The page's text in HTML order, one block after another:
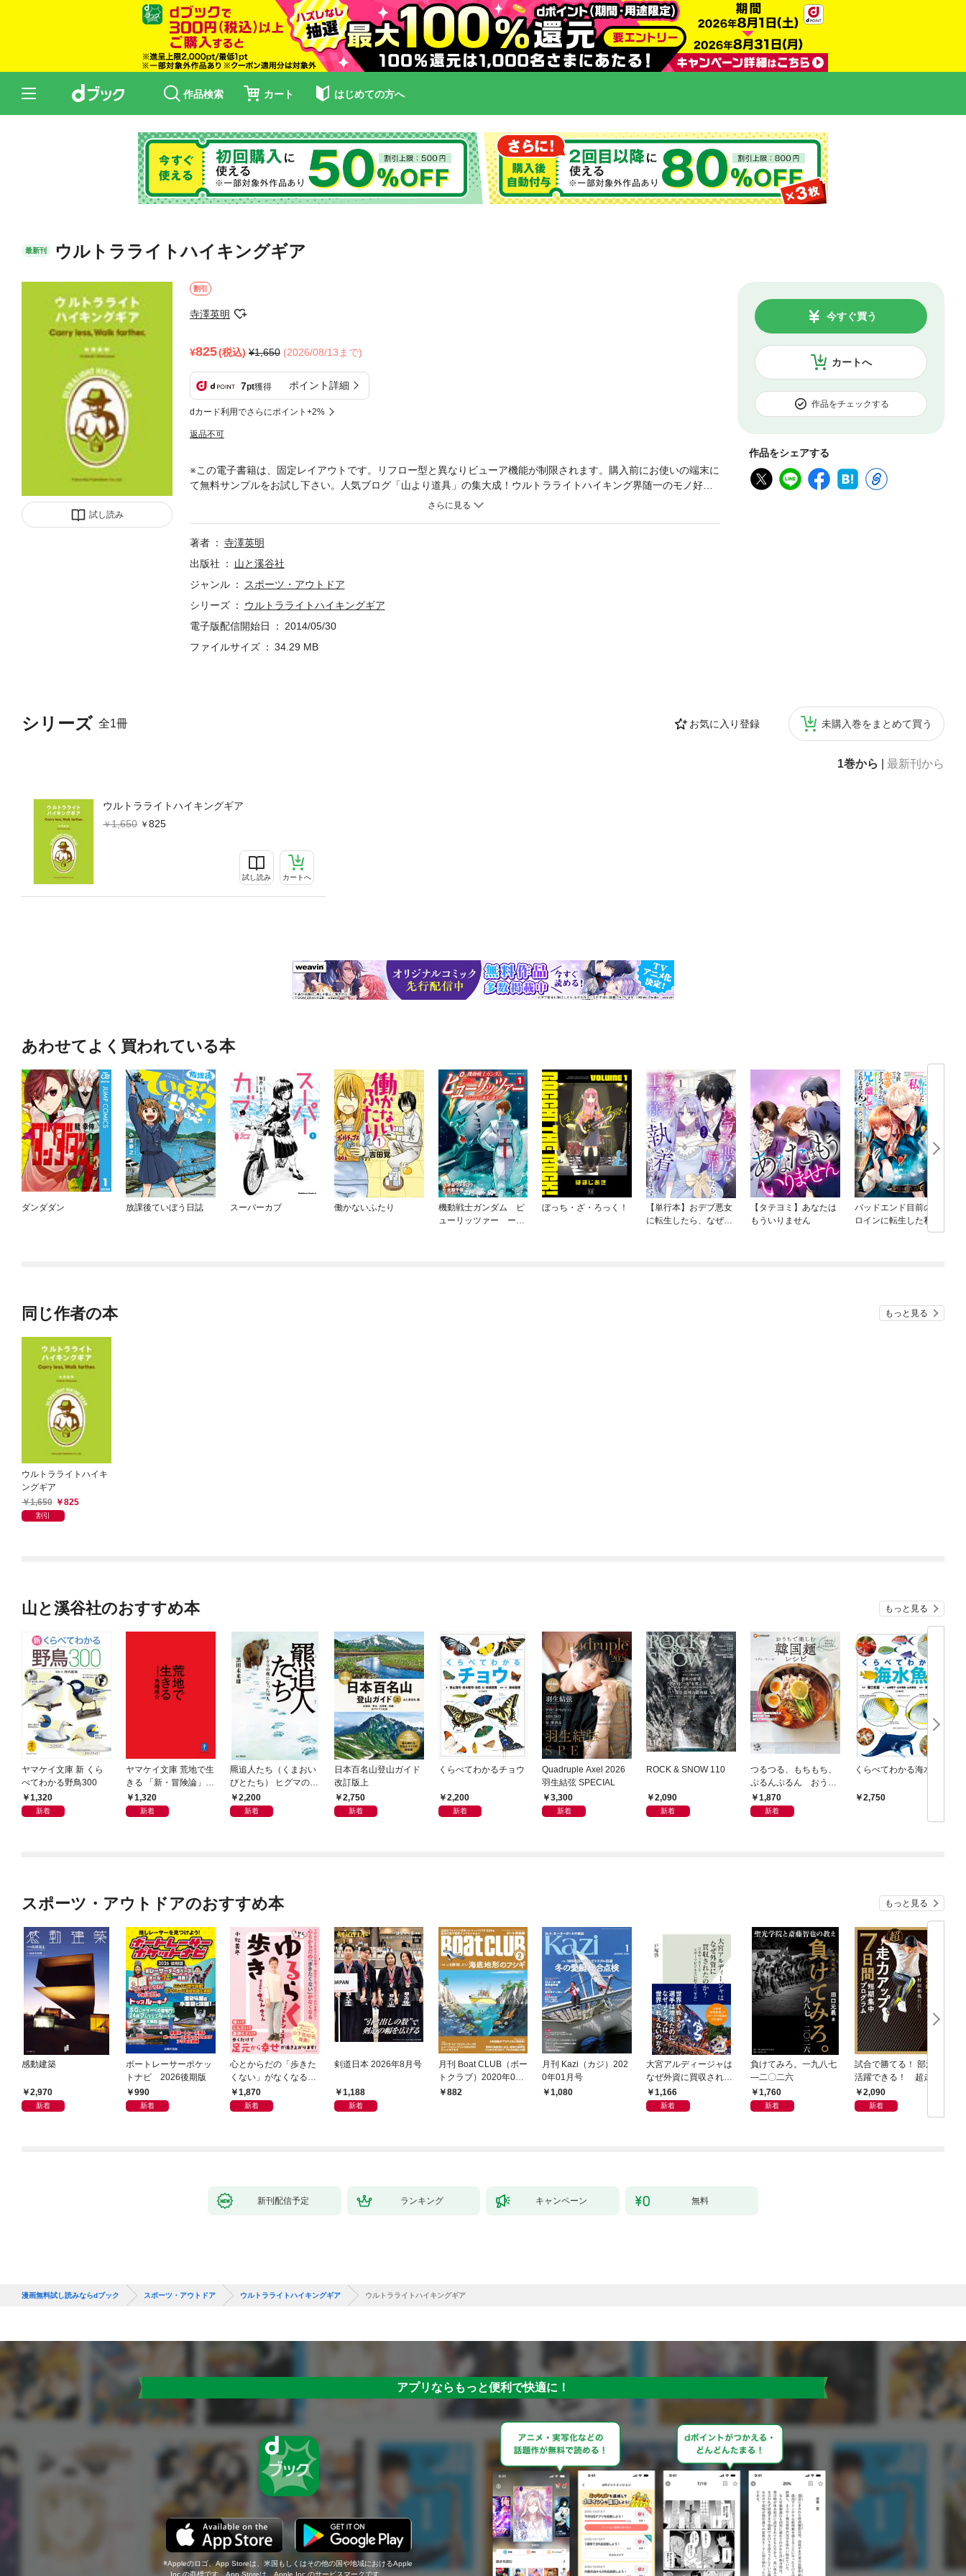
作品検索 カート はじめての方へ
最新刊 ウルトラライトハイキングギア
試し読み
割引
寺澤英明
825(税込) 1,650 (2026/08/13まで)
7pt獲得 ポイント詳細
dカード利用でさらにポイント+2%
返品不可
カートへ
今すぐ買う
作品をチェックする
作品をシェアする
シリーズ 全1冊 お気に入り登録 未購入巻をまとめて買う
1巻から 最新刊から
ウルトラライトハイキングギア
1,650
825
試し読み カートへ
※この電子書籍は、固定レイアウトです。リフロー型と異なりビューア機能が制限されます。購入前にお使いの端末に
て無料サンプルをお試し下さい。人気ブログ「山より道具」の集大成！ウルトラライトハイキング界随一のモノ好き
が披露する超軽量山用具の世界。構成・執筆はウルトラライトハイキング界の用具の権威・寺澤英明氏。 ウルトラ
ェルター、スリーピングバッグ、マット、シューズ、レインギア、ウインドシャツ、インサレーションウェア、スト
ーブ、クッカー、ウォーターコンテナ、トリートメント●スペシャルコラム「自作」 ウルトラライトの世界では、大
バックパックの型紙は公開されており、ダウンロードして自作もできるし、自作キットも販売されている。今回、寺
澤氏にアルコールストーブ２種、スタッフバッグの３アイテムについて自作してもらい、その手順を紹介。
著者
寺澤英明
出版社
山と溪谷社
ジャンル
スポーツ・アウトドア
シリーズ
ウルトラライトハイキングギア
電子版配信開始日
2014/05/30
ファイルサイズ
34.29 MB
あわせてよく買われている本
ダンダダン 放課後ていぼう日誌 スーパーカブ 働かないふたり
機動戦士ガンダム ピ
ューリッツァー ーア
ぼっち・ざ・ろっく！
【単行本】おデブ悪女
に転生したら、なぜか
【タテヨミ】あなたは
もういりません
バッドエンド目前のヒ
ロインに転生した私、
今世では恋愛するつも
同じ作者の本 もっと見る
ウルトラライトハイキ
ングギア
1,650
825
割引
山と溪谷社のおすすめ本 もっと見る
ヤマケイ文庫 新 くら
べてわかる野鳥300
1,320
新着
ヤマケイ文庫 荒地で生
きる 「新・冒険論」改
訂1,320
新着
羆追人たち（くまおい
びとたち） ヒグマの虜
になった10人
2,200
新着
日本百名山登山ガイド
改訂版上
2,750
新着
くらべてわかるチョウ
2,200
新着
Quadruple Axel 2026
羽生結弦 SPECIAL
3,300
新着
ROCK & SNOW 110
2,090
新着
つるつる、もちもち、
ぷるんぷるん おうち
で楽しむ韓国麺レシピ
1,870
新着
くらべてわかる海水魚
2,750
スポーツ・アウトドアのおすすめ本 もっと見る
感動建築
2,970
新着
ボートレーサーポケッ
トナビ 2026後期版
990
新着
心とからだの「歩きた
くない」がなくなる
らせん流 ゆるらく歩
き
1,870
新着
剣道日本 2026年8月号
1,188
新着
月刊 Boat CLUB（ボー
トクラブ）2020年02
月号882
月刊 Kazi（カジ）202
0年01月号
1,080
大宮アルディージャは
なぜ外資に買収された
のか？～日本サッカー
とスポーツビジネスに
1,166
新着
負けてみろ。一九八七
―二〇二六
1,760
新着
試合で勝てる！ 部活で
活躍できる！ 超走力
アップ 7日間短期集中
プログラム
2,090
新着
新刊配信予定 ランキング キャンペーン 無料
漫画無料試し読みならdブック スポーツ・アウトドア ウルトラライトハイキングギア ウルトラライトハイキングギア
アプリならもっと便利で快適に！
Appleのロゴ、App Storeは、米国もしくはその他の国や地域におけるApple
Inc.の商標です。App Storeは、Apple Inc.のサービスマークです。